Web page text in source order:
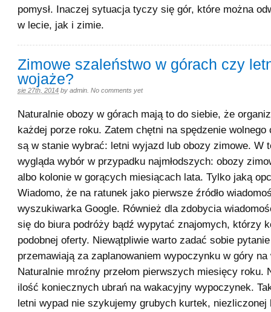
pomysł. Inaczej sytuacja tyczy się gór, które można
w lecie, jak i zimie.
Zimowe szaleństwo w górach czy
wojaże?
sie 27th, 2014 by admin No comments yet
Naturalnie obozy w górach mają to do siebie, że
każdej porze roku. Zatem chętni na spędzenie wolnego
są w stanie wybrać: letni wyjazd lub obozy zimowe. W
wygląda wybór w przypadku najmłodszych: obozy
albo kolonie w gorących miesiącach lata. Tylko jaką
Wiadomo, że na ratunek jako pierwsze źródło
wyszukiwarka Google. Również dla zdobycia
się do biura podróży bądź wypytać znajomych, którzy
podobnej oferty. Niewątpliwie warto zadać sobie
przemawiają za zaplanowaniem wypoczynku w góry na
Naturalnie mroźny przełom pierwszych miesięcy roku.
ilość koniecznych ubrań na wakacyjny wypoczynek.
letni wypad nie szykujemy grubych kurtek,